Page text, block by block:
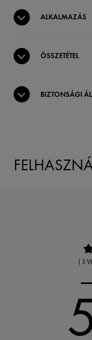
ALKALMAZÁS
ÖSSZETÉTEL
BIZTONSÁGI
( 3